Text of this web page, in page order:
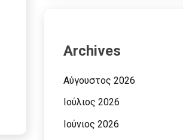
Archives
Αύγουστος 2026
Ιούλιος 2026
Ιούνιος 2026